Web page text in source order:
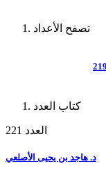
تصفح الأعداد
كتاب العدد
العدد 221
د. هاجد بن يحيى الأصلعي